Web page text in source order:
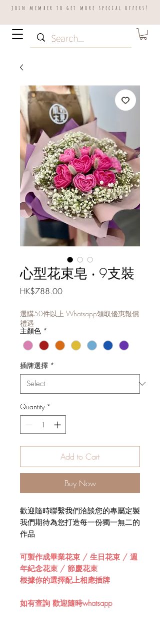
join member to get more special offers!
心型花束皂 ‧ 9支裝
HK$788.00Price
選購50件以上 Whatsapp領取優惠報價
禮遇
主顏色 *
插牌選擇 *
Quantity *
Add to Cart
Buy Now
歡迎隨時聯繫我們洽談您的專屬定製
我們期待為您打造每一份獨一無二的
作品
可製作成畢業花束 / 生日花束 / 週
年紀念花束 / 節慶花束
根據你的選擇配上相應插牌
如有查詢 歡迎隨時whatsapp